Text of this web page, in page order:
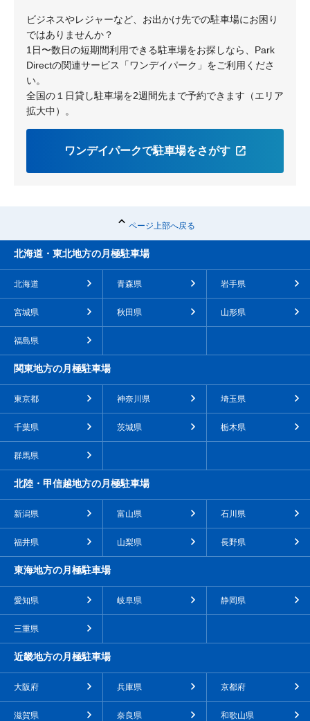
ビジネスやレジャーなど、お出かけ先での駐車場にお困り
ではありませんか？
1日〜数日の短期間利用できる駐車場をお探しなら、Park
Directの関連サービス「ワンデイパーク」をご利用くださ
い。
全国の１日貸し駐車場を2週間先まで予約できます（エリア
拡大中）。
ワンデイパークで駐車場をさがす
ページ上部へ戻る
北海道・東北地方の月極駐車場
北海道 青森県 岩手県
宮城県 秋田県 山形県
福島県
関東地方の月極駐車場
東京都 神奈川県 埼玉県
千葉県 茨城県 栃木県
群馬県
北陸・甲信越地方の月極駐車場
新潟県 富山県 石川県
福井県 山梨県 長野県
東海地方の月極駐車場
愛知県 岐阜県 静岡県
三重県
近畿地方の月極駐車場
大阪府 兵庫県 京都府
滋賀県 奈良県 和歌山県